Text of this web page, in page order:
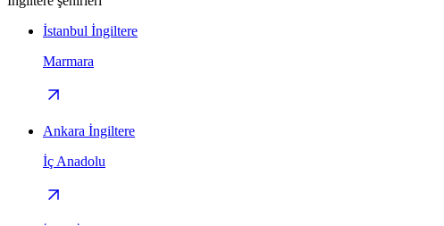
İstanbul İngiltere
Marmara
Ankara İngiltere
İç Anadolu